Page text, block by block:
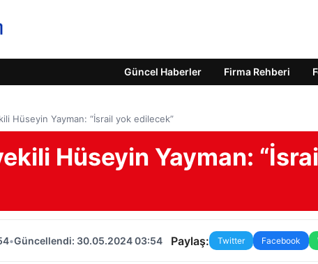
Güncel Haberler Firma Rehberi
Hüseyin Yayman: “İsrail yok edilecek”
Hüseyin Yayman:
•Güncellendi: 30.05.2024 03:54 Paylaş: Twitter Facebook